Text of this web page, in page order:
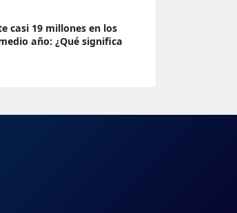
casi 19 millones en los
año: ¿Qué significa